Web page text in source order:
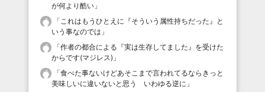
が何より酷い 」
「 これはもうひとえに『そういう属性持ちだった』と
いう事なのでは 」
「作者の都合による『実は生存してました』を受けた
からです(マジレス) 」
「食べた事ないけどあそこまで言われてるならきっと
美味しいに違いないと思う いわゆる逆に 」